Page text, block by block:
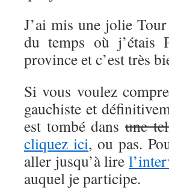
J’ai mis une jolie
du temps où j’étais
province et c’est très
Si vous voulez
gauchiste et
est tombé dansune
cliquez ici, ou pas.
aller jusqu’à lire
auquel je participe.